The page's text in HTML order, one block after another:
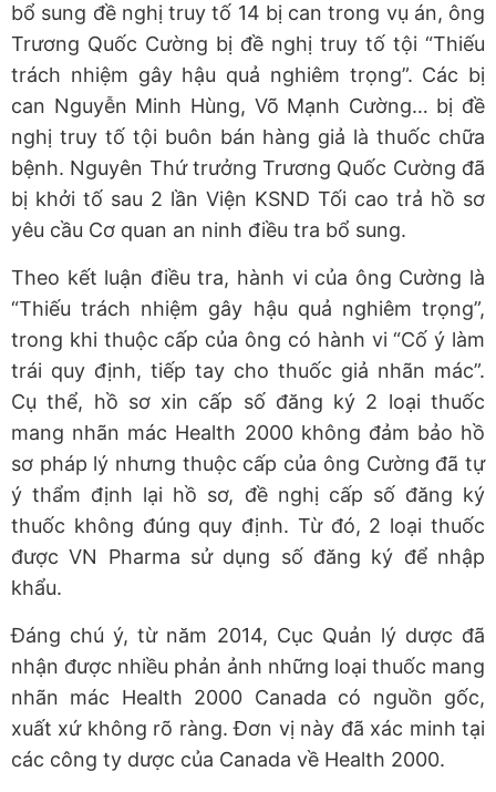
bổ sung đề nghị truy tố 14 bị can trong vụ án, ông
Trương Quốc Cường bị đề nghị truy tố tội “Thiếu
trách nhiệm gây hậu quả nghiêm trọng”. Các bị
can Nguyễn Minh Hùng, Võ Mạnh Cường… bị đề
nghị truy tố tội buôn bán hàng giả là thuốc chữa
bệnh. Nguyên Thứ trưởng Trương Quốc Cường đã
bị khởi tố sau 2 lần Viện KSND Tối cao trả hồ sơ
yêu cầu Cơ quan an ninh điều tra bổ sung.
Theo kết luận điều tra, hành vi của ông Cường là
“Thiếu trách nhiệm gây hậu quả nghiêm trọng”,
trong khi thuộc cấp của ông có hành vi “Cố ý làm
trái quy định, tiếp tay cho thuốc giả nhãn mác”.
Cụ thể, hồ sơ xin cấp số đăng ký 2 loại thuốc
mang nhãn mác Health 2000 không đảm bảo hồ
sơ pháp lý nhưng thuộc cấp của ông Cường đã tự
ý thẩm định lại hồ sơ, đề nghị cấp số đăng ký
thuốc không đúng quy định. Từ đó, 2 loại thuốc
được VN Pharma sử dụng số đăng ký để nhập
khẩu.
Đáng chú ý, từ năm 2014, Cục Quản lý dược đã
nhận được nhiều phản ảnh những loại thuốc mang
nhãn mác Health 2000 Canada có nguồn gốc,
xuất xứ không rõ ràng. Đơn vị này đã xác minh tại
các công ty dược của Canada về Health 2000.